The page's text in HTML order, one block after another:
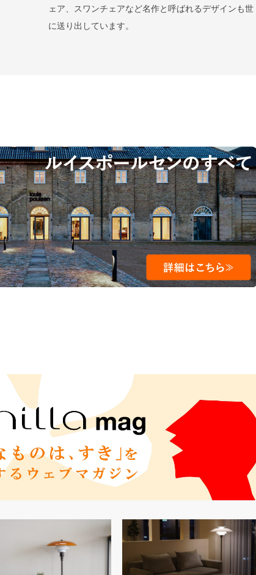
ェア、スワンチェアなど名作と呼ばれるデザインも世
に送り出しています。